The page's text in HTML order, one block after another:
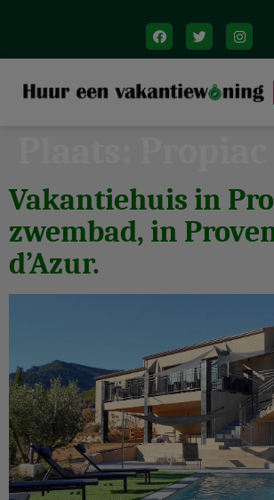
Vakantiehuis in
zwembad, in
d’Azur.